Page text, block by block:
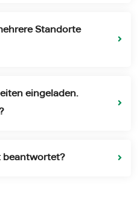
Standorte
eingeladen.
beantwortet?